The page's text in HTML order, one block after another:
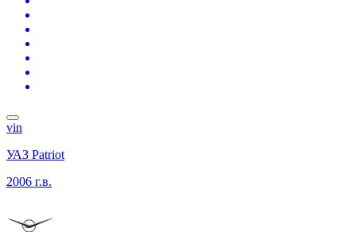
vin
УАЗ Patriot
2006 г.в.